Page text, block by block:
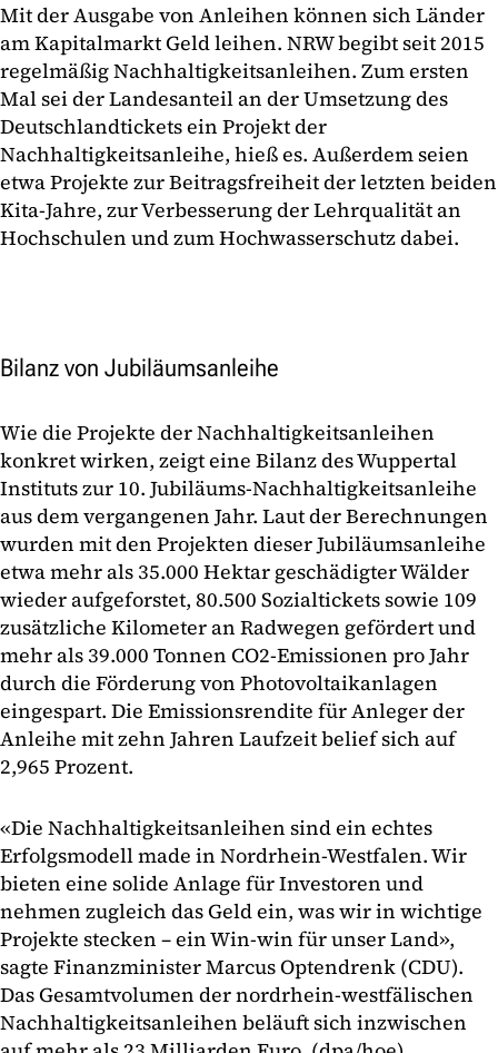
Mit der Ausgabe von Anleihen können sich Länder
am Kapitalmarkt Geld leihen. NRW begibt seit 2015
regelmäßig Nachhaltigkeitsanleihen. Zum ersten
Mal sei der Landesanteil an der Umsetzung des
Deutschlandtickets ein Projekt der
Nachhaltigkeitsanleihe, hieß es. Außerdem seien
etwa Projekte zur Beitragsfreiheit der letzten beiden
Kita-Jahre, zur Verbesserung der Lehrqualität an
Hochschulen und zum Hochwasserschutz dabei.
Bilanz von Jubiläumsanleihe
Wie die Projekte der Nachhaltigkeitsanleihen
konkret wirken, zeigt eine Bilanz des Wuppertal
Instituts zur 10. Jubiläums-Nachhaltigkeitsanleihe
aus dem vergangenen Jahr. Laut der Berechnungen
wurden mit den Projekten dieser Jubiläumsanleihe
etwa mehr als 35.000 Hektar geschädigter Wälder
wieder aufgeforstet, 80.500 Sozialtickets sowie 109
zusätzliche Kilometer an Radwegen gefördert und
mehr als 39.000 Tonnen CO2-Emissionen pro Jahr
durch die Förderung von Photovoltaikanlagen
eingespart. Die Emissionsrendite für Anleger der
Anleihe mit zehn Jahren Laufzeit belief sich auf
2,965 Prozent.
«Die Nachhaltigkeitsanleihen sind ein echtes
Erfolgsmodell made in Nordrhein-Westfalen. Wir
bieten eine solide Anlage für Investoren und
nehmen zugleich das Geld ein, was wir in wichtige
Projekte stecken – ein Win-win für unser Land»,
sagte Finanzminister Marcus Optendrenk (CDU).
Das Gesamtvolumen der nordrhein-westfälischen
Nachhaltigkeitsanleihen beläuft sich inzwischen